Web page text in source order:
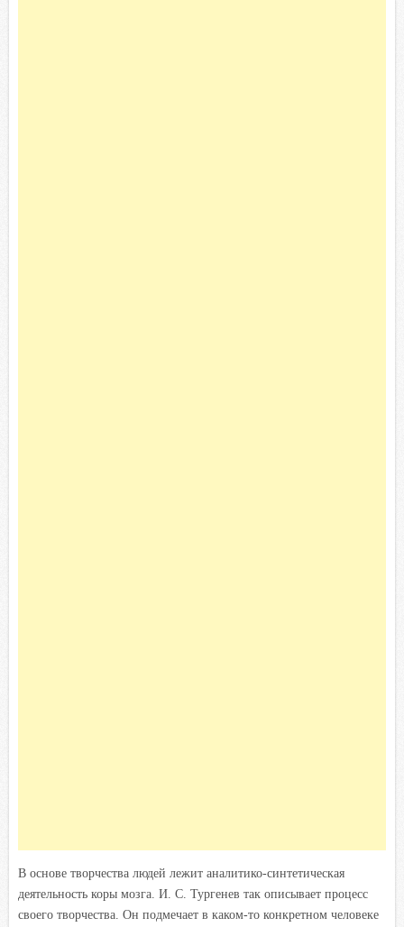
В основе творчества людей лежит аналитико-синтетическая
деятельность коры мозга. И. С. Тургенев так описывает процесс
своего творчества. Он подмечает в каком-то конкретном человеке